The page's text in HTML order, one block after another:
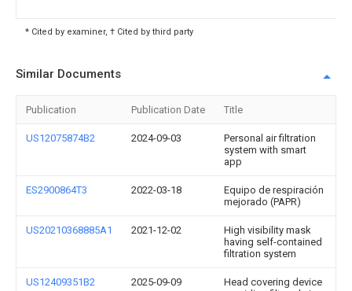
* Cited by examiner, † Cited by third party
Similar Documents
Publication Publication Date Title
US12075874B2 2024-09-03
Personal air filtration
system with smart
app
ES2900864T3 2022-03-18
Equipo de respiración
mejorado (PAPR)
US20210368885A1 2021-12-02
High visibility mask
having self-contained
filtration system
US12409351B2 2025-09-09
Head covering device